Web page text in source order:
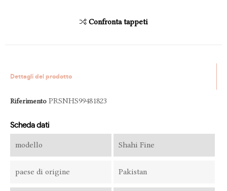
Confronta tappeti
Dettagli del prodotto
Riferimento PRSNHS99481823
Scheda dati
modello Shahi Fine
paese di origine Pakistan